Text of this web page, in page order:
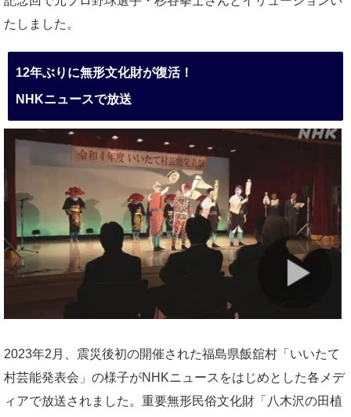
たしました。
12年ぶりに無形文化財が復活！
NHKニュースで放送
2023年2月、震災後初の開催された福島県飯舘村「いいたて
村芸能発表会」の様子がNHKニュースをはじめとした各メデ
ィアで放送されました。重要無形民俗文化財「八木沢の田植